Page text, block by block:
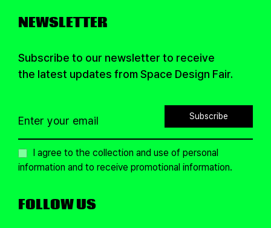
NEWSLETTER
Subscribe to our newsletter to receive
the latest updates from Space Design Fair.
Subscribe
I agree to the collection and use of personal
information and to receive promotional information.
FOLLOW US